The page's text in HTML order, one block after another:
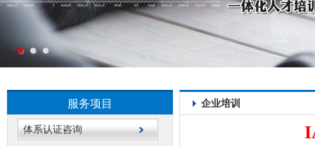
服务项目
体系认证咨询
企业培训